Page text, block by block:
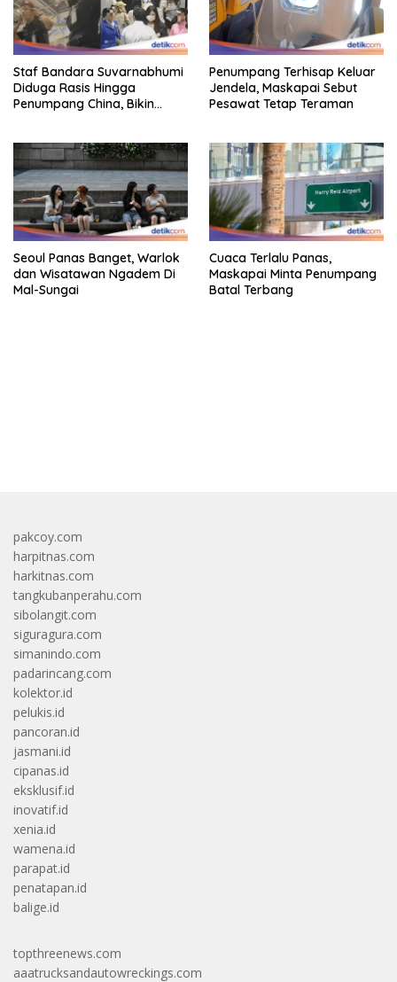
Staf Bandara Suvarnabhumi
Diduga Rasis Hingga
Penumpang China, Bikin
Penumpang Terhisap Keluar
Jendela, Maskapai Sebut
Pesawat Tetap Teraman
Seoul Panas Banget, Warlok
dan Wisatawan Ngadem Di
Mal-Sungai
Cuaca Terlalu Panas,
Maskapai Minta Penumpang
Batal Terbang
pakcoy.com
harpitnas.com
harkitnas.com
tangkubanperahu.com
sibolangit.com
siguragura.com
simanindo.com
padarincang.com
kolektor.id
pelukis.id
pancoran.id
jasmani.id
cipanas.id
eksklusif.id
inovatif.id
xenia.id
wamena.id
parapat.id
penatapan.id
balige.id
topthreenews.com
aaatrucksandautowreckings.com